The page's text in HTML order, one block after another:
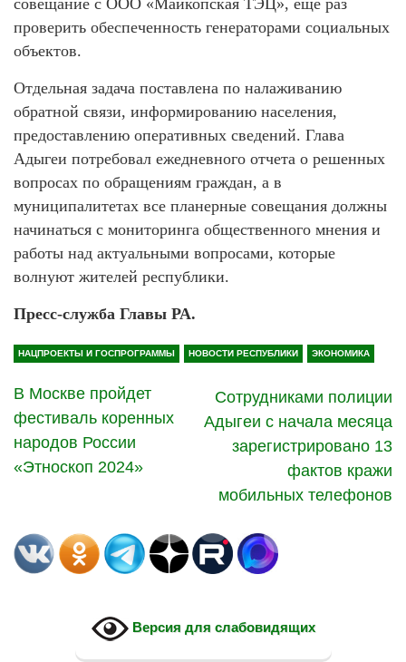
проверить обеспеченность генераторами социальных
объектов.
Отдельная задача поставлена по налаживанию
обратной связи, информированию населения,
предоставлению оперативных сведений. Глава
Адыгеи потребовал ежедневного отчета о решенных
вопросах по обращениям граждан, а в
муниципалитетах все планерные совещания должны
начинаться с мониторинга общественного мнения и
работы над актуальными вопросами, которые
волнуют жителей республики.
Пресс-служба Главы РА.
НАЦПРОЕКТЫ И ГОСПРОГРАММЫ НОВОСТИ РЕСПУБЛИКИ ЭКОНОМИКА
В Москве пройдет
фестиваль коренных
народов России
«Этноскоп 2024»
Сотрудниками полиции
Адыгеи с начала месяца
зарегистрировано 13
фактов кражи
мобильных телефонов
Версия для слабовидящих